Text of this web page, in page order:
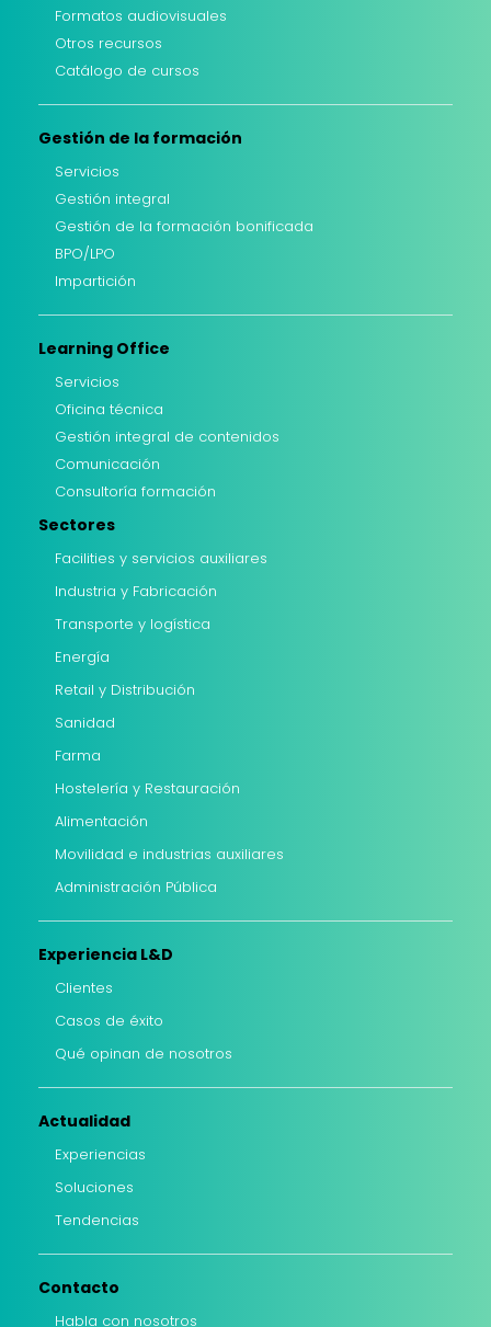
Formatos audiovisuales
Otros recursos
Catálogo de cursos
Gestión de la formación
Servicios
Gestión integral
Gestión de la formación bonificada
BPO/LPO
Impartición
Learning Office
Servicios
Oficina técnica
Gestión integral de contenidos
Comunicación
Consultoría formación
Sectores
Facilities y servicios auxiliares
Industria y Fabricación
Transporte y logística
Energía
Retail y Distribución
Sanidad
Farma
Hostelería y Restauración
Alimentación
Movilidad e industrias auxiliares
Administración Pública
Experiencia L&D
Clientes
Casos de éxito
Qué opinan de nosotros
Actualidad
Experiencias
Soluciones
Tendencias
Contacto
Habla con nosotros